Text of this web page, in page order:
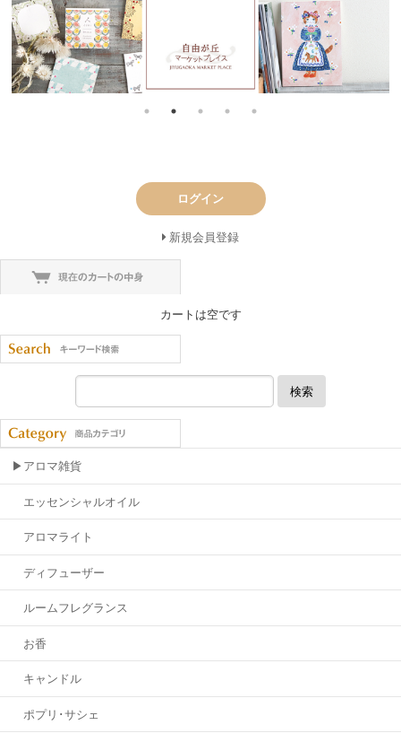
ログイン
新規会員登録
カートは空です
検索
▶アロマ雑貨
エッセンシャルオイル
アロマライト
ディフューザー
ルームフレグランス
お香
キャンドル
ポプリ･サシェ